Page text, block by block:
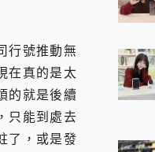
」 4K IPS 輕薄商用智慧
MagReact™ M3 3 in 1可
貼，音質、通話也很優質
滾筒洗衣機
專屬擴充底座 開箱 評測
行號推動無
在真的是太
的就是後續
只能到處去
了，或是發